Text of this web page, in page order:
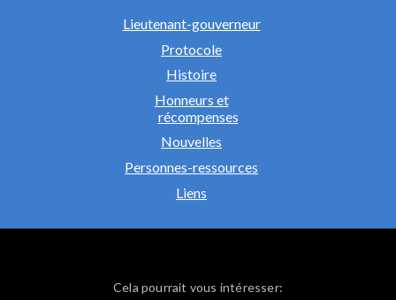
Lieutenant-gouverneur
Protocole
Histoire
Honneurs et
récompenses
Nouvelles
Personnes-ressources
Liens
Cela pourrait vous intéresser: